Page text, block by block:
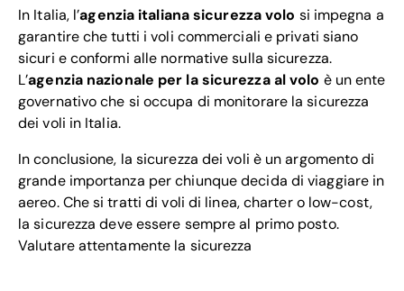
In Italia, l’agenzia italiana sicurezza volo si impegna a
garantire che tutti i voli commerciali e privati siano
sicuri e conformi alle normative sulla sicurezza.
L’agenzia nazionale per la sicurezza al volo è un ente
governativo che si occupa di monitorare la sicurezza
dei voli in Italia.
In conclusione, la sicurezza dei voli è un argomento di
grande importanza per chiunque decida di viaggiare in
aereo. Che si tratti di voli di linea, charter o low-cost,
la sicurezza deve essere sempre al primo posto.
Valutare attentamente la sicurezza